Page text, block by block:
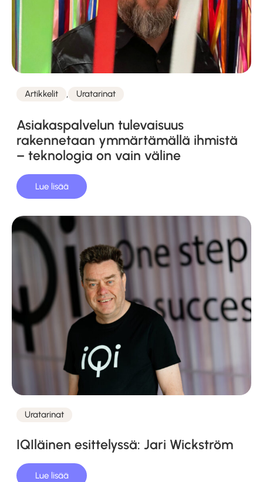
Kategoriat
Artikkelit , Uratarinat
Asiakaspalvelun tulevaisuus
rakennetaan ymmärtämällä ihmistä
– teknologia on vain väline
Lue lisää
Kategoriat
Uratarinat
IQIläinen esittelyssä: Jari Wickström
Lue lisää